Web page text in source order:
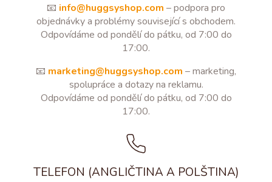
📧 info@huggsyshop.com – podpora pro
objednávky a problémy související s obchodem.
Odpovídáme od pondělí do pátku, od 7:00 do
17:00.
📧 marketing@huggsyshop.com – marketing,
spolupráce a dotazy na reklamu.
Odpovídáme od pondělí do pátku, od 7:00 do
17:00.
TELEFON (ANGLIČTINA A POLŠTINA)